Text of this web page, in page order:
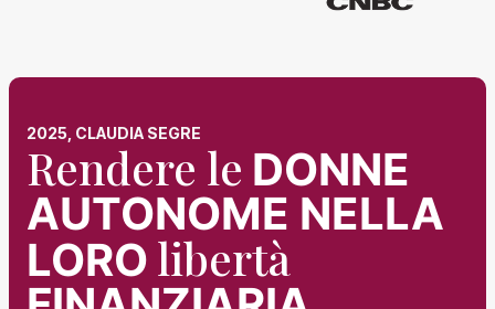
2025, CLAUDIA SEGRE
Rendere le DONNE
AUTONOME NELLA
LORO libertà